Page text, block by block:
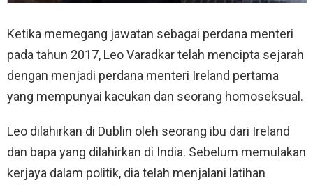
Ketika memegang jawatan sebagai perdana menteri
pada tahun 2017, Leo Varadkar telah mencipta sejarah
dengan menjadi perdana menteri Ireland pertama
yang mempunyai kacukan dan seorang homoseksual.
Leo dilahirkan di Dublin oleh seorang ibu dari Ireland
dan bapa yang dilahirkan di India. Sebelum memulakan
kerjaya dalam politik, dia telah menjalani latihan